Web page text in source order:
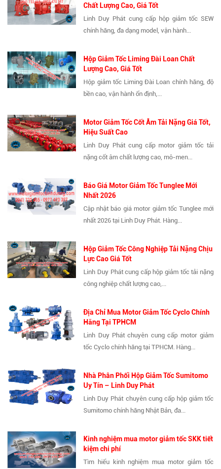
Chất Lượng Cao, Giá Tốt
Linh Duy Phát cung cấp hộp giảm tốc SEW
chính hãng, đa dạng model, vận hành...
Hộp Giảm Tốc Liming Đài Loan Chất
Lượng Cao, Giá Tốt
Hộp giảm tốc Liming Đài Loan chính hãng, độ
bền cao, vận hành ổn định,...
Motor Giảm Tốc Cốt Âm Tải Nặng Giá Tốt,
Hiệu Suất Cao
Linh Duy Phát cung cấp motor giảm tốc tải
nặng cốt âm chất lượng cao, mô-men...
Báo Giá Motor Giảm Tốc Tunglee Mới
Nhất 2026
Cập nhật báo giá motor giảm tốc Tunglee mới
nhất 2026 tại Linh Duy Phát. Hàng...
Hộp Giảm Tốc Công Nghiệp Tải Nặng Chịu
Lực Cao Giá Tốt
Linh Duy Phát cung cấp hộp giảm tốc tải nặng
công nghiệp chất lượng cao,...
Địa Chỉ Mua Motor Giảm Tốc Cyclo Chính
Hãng Tại TPHCM
Linh Duy Phát chuyên cung cấp motor giảm
tốc Cyclo chính hãng tại TPHCM. Hàng...
Nhà Phân Phối Hộp Giảm Tốc Sumitomo
Uy Tín – Linh Duy Phát
Linh Duy Phát chuyên cung cấp hộp giảm tốc
Sumitomo chính hãng Nhật Bản, đa...
Kinh nghiệm mua motor giảm tốc SKK tiết
kiệm chi phí
Tìm hiểu kinh nghiệm mua motor giảm tốc